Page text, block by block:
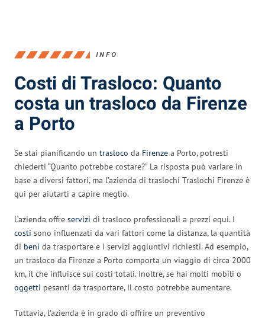
INFO
Costi di Trasloco: Quanto
costa un trasloco da Firenze
a Porto
Se stai pianificando un trasloco da Firenze a Porto, potresti
chiederti “Quanto potrebbe costare?” La risposta può variare in
base a diversi fattori, ma l’azienda di traslochi Traslochi Firenze è
qui per aiutarti a capire meglio.
L’azienda offre servizi di trasloco professionali a prezzi equi. I
costi sono influenzati da vari fattori come la distanza, la quantità
di beni da trasportare e i servizi aggiuntivi richiesti. Ad esempio,
un trasloco da Firenze a Porto comporta un viaggio di circa 2000
km, il che influisce sui costi totali. Inoltre, se hai molti mobili o
oggetti pesanti da trasportare, il costo potrebbe aumentare.
Tuttavia, l’azienda è in grado di offrire un preventivo